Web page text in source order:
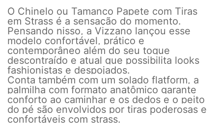
O Chinelo ou Tamanco Papete com Tiras
em Strass é a sensação do momento.
Pensando nisso, a Vizzano lançou esse
modelo confortável, prático e
contemporâneo além do seu toque
descontraído e atual que possibilita looks
fashionistas e despojados.
Conta também com um solado flatform, a
palmilha com formato anatômico garante
conforto ao caminhar e os dedos e o peito
do pé são envolvidos por tiras poderosas e
confortáveis com strass.